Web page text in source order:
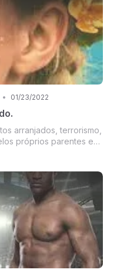
• 01/23/2022
arranjados, terrorismo,
próprios parentes e